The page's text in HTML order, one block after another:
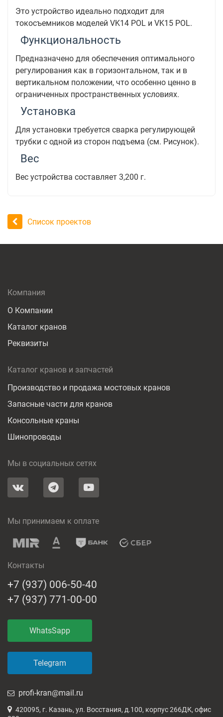
Это устройство идеально подходит для
токосъемников моделей VK14 POL и VK15 POL.
Функциональность
Предназначено для обеспечения оптимального
регулирования как в горизонтальном, так и в
вертикальном положении, что особенно ценно в
ограниченных пространственных условиях.
Установка
Для установки требуется сварка регулирующей
трубки с одной из сторон подъема (см. Рисунок).
Вес
Вес устройства составляет 3,200 г.
Список проектов
Компания
О Компании
Каталог кранов
Реквизиты
Каталог кранов и запчастей
Производство и продажа мостовых кранов
Запасные части для кранов
Консольные краны
Шинопроводы
Мы в социальных сетях
Мы принимаем к оплате
Контакты
+7 (937) 006-50-40
+7 (937) 771-00-00
WhatsSapp
Telegram
profi-kran@mail.ru
420095, г. Казань, ул. Восстания, д.100, корпус 266ДК, офис